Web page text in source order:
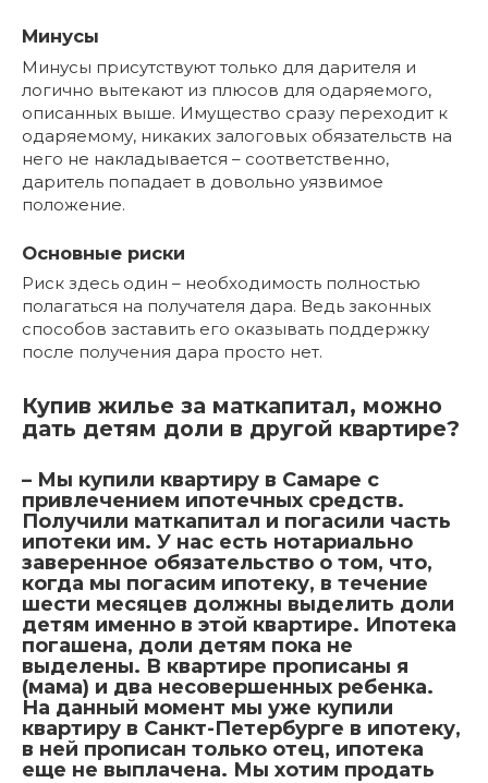
Минусы
Минусы присутствуют только для дарителя и
логично вытекают из плюсов для одаряемого,
описанных выше. Имущество сразу переходит к
одаряемому, никаких залоговых обязательств на
него не накладывается – соответственно,
даритель попадает в довольно уязвимое
положение.
Основные риски
Риск здесь один – необходимость полностью
полагаться на получателя дара. Ведь законных
способов заставить его оказывать поддержку
после получения дара просто нет.
Купив жилье за маткапитал, можно
дать детям доли в другой квартире?
– Мы купили квартиру в Самаре с
привлечением ипотечных средств.
Получили маткапитал и погасили часть
ипотеки им. У нас есть нотариально
заверенное обязательство о том, что,
когда мы погасим ипотеку, в течение
шести месяцев должны выделить доли
детям именно в этой квартире. Ипотека
погашена, доли детям пока не
выделены. В квартире прописаны я
(мама) и два несовершенных ребенка.
На данный момент мы уже купили
квартиру в Санкт-Петербурге в ипотеку,
в ней прописан только отец, ипотека
еще не выплачена. Мы хотим продать